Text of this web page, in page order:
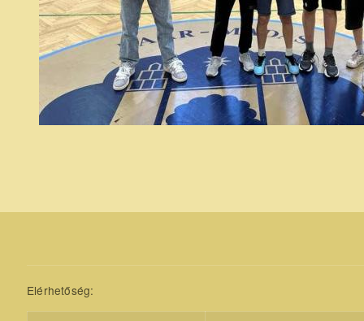
Elérhetőség: